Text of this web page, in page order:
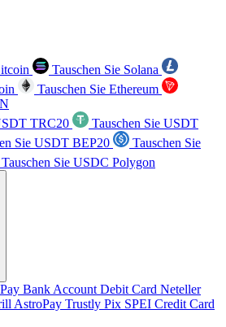
Tauschen Sie Solana
Tauschen Sie Ethereum
TRC20
Tauschen Sie USDT
Sie USDT BEP20
Tauschen Sie
Tauschen Sie USDC Polygon
Bank Account Debit Card Neteller
AstroPay Trustly Pix SPEI Credit Card